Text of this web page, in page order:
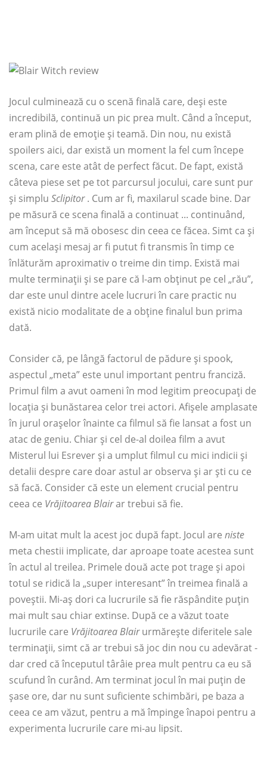
Jocul culminează cu o scenă finală care, deși este
incredibilă, continuă un pic prea mult. Când a început,
eram plină de emoție și teamă. Din nou, nu există
spoilers aici, dar există un moment la fel cum începe
scena, care este atât de perfect făcut. De fapt, există
câteva piese set pe tot parcursul jocului, care sunt pur
și simplu Sclipitor. Cum ar fi, maxilarul scade bine. Dar
pe măsură ce scena finală a continuat ... continuând,
am început să mă obosesc din ceea ce făcea. Simt ca și
cum același mesaj ar fi putut fi transmis în timp ce
înlăturăm aproximativ o treime din timp. Există mai
multe terminații și se pare că l-am obținut pe cel „rău”,
dar este unul dintre acele lucruri în care practic nu
există nicio modalitate de a obține finalul bun prima
dată.
Consider că, pe lângă factorul de pădure și spook,
aspectul „meta” este unul important pentru franciză.
Primul film a avut oameni în mod legitim preocupați de
locația și bunăstarea celor trei actori. Afișele amplasate
în jurul orașelor înainte ca filmul să fie lansat a fost un
atac de geniu. Chiar și cel de-al doilea film a avut
Misterul lui Esrever și a umplut filmul cu mici indicii și
detalii despre care doar astul ar observa și ar ști cu ce
să facă. Consider că este un element crucial pentru
ceea ce Vrăjitoarea Blairar trebui să fie.
M-am uitat mult la acest joc după fapt. Jocul are niste
meta chestii implicate, dar aproape toate acestea sunt
în actul al treilea. Primele două acte pot trage și apoi
totul se ridică la „super interesant” în treimea finală a
poveștii. Mi-aș dori ca lucrurile să fie răspândite puțin
mai mult sau chiar extinse. După ce a văzut toate
lucrurile care Vrăjitoarea Blairurmărește diferitele sale
terminații, simt că ar trebui să joc din nou cu adevărat -
dar cred că începutul târâie prea mult pentru ca eu să
scufund în curând. Am terminat jocul în mai puțin de
șase ore, dar nu sunt suficiente schimbări, pe baza a
ceea ce am văzut, pentru a mă împinge înapoi pentru a
experimenta lucrurile care mi-au lipsit.